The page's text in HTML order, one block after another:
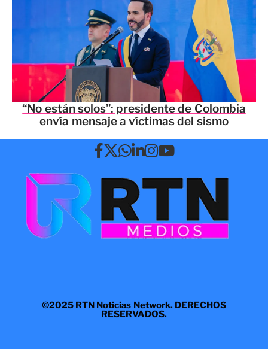
“No están solos”: presidente de Colombia
envía mensaje a víctimas del sismo
©2025 RTN Noticias Network. DERECHOS
RESERVADOS.